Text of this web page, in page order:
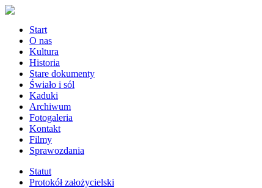
Start
O nas
Kultura
Historia
Stare dokumenty
Świało i sól
Kaduki
Archiwum
Fotogaleria
Kontakt
Filmy
Sprawozdania
Statut
Protokół założycielski